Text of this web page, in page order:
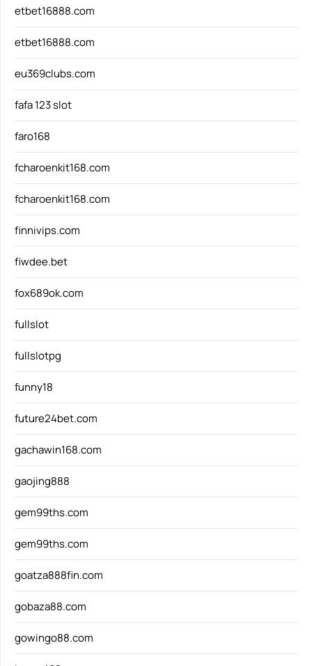
etbet16888.com
etbet16888.com
eu369clubs.com
fafa 123 slot
faro168
fcharoenkit168.com
fcharoenkit168.com
finnivips.com
fiwdee.bet
fox689ok.com
fullslot
fullslotpg
funny18
future24bet.com
gachawin168.com
gaojing888
gem99ths.com
gem99ths.com
goatza888fin.com
gobaza88.com
gowingo88.com